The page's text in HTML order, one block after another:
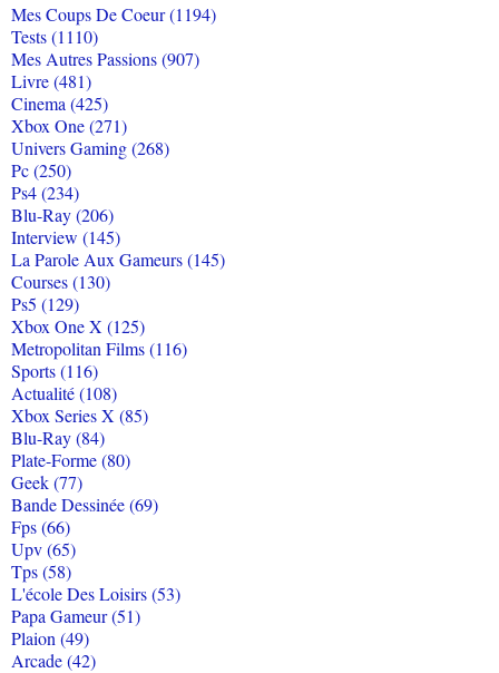
Mes Coups De Coeur (1194)
Tests (1110)
Mes Autres Passions (907)
Livre (481)
Cinema (425)
Xbox One (271)
Univers Gaming (268)
Pc (250)
Ps4 (234)
Blu-Ray (206)
Interview (145)
La Parole Aux Gameurs (145)
Courses (130)
Ps5 (129)
Xbox One X (125)
Metropolitan Films (116)
Sports (116)
Actualité (108)
Xbox Series X (85)
Blu-Ray (84)
Plate-Forme (80)
Geek (77)
Bande Dessinée (69)
Fps (66)
Upv (65)
Tps (58)
L'école Des Loisirs (53)
Papa Gameur (51)
Plaion (49)
Arcade (42)